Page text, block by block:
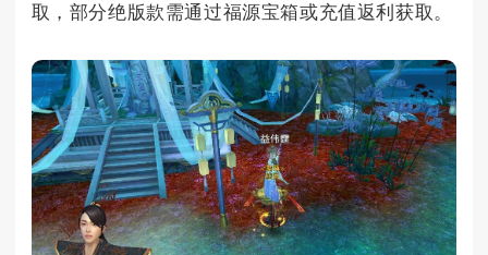
取，部分绝版款需通过福源宝箱或充值返利获取。